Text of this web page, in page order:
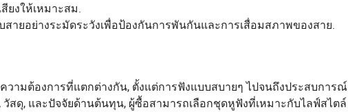
ยงให้เหมาะสม.
ายอย่างระมัดระวังเพื่อป้องกันการพันกันและการเสื่อมสภาพของสาย.
ามต้องการที่แตกต่างกัน, ตั้งแต่การฟังแบบสบายๆ ไปจนถึงประสบการณ์
สดุ, และปัจจัยด้านต้นทุน, ผู้ซื้อสามารถเลือกชุดหูฟังที่เหมาะกับไลฟ์สไตล์